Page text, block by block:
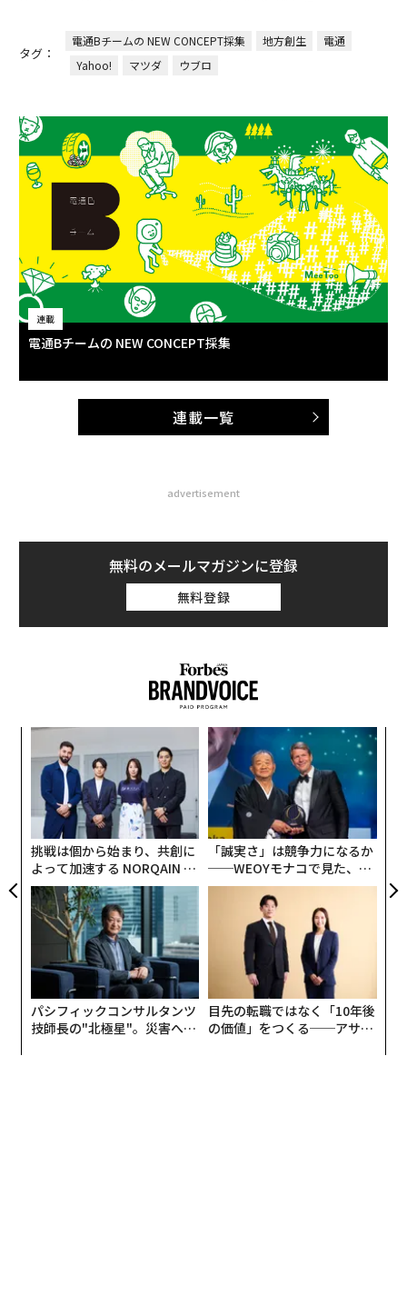
タグ：
電通Bチームの NEW CONCEPT採集 地方創生
電通
Yahoo!
マツダ ウブロ
連載
電通Bチームの NEW CONCEPT採集
連載一覧
advertisement
無料のメールマガジンに登録
無料登録
挑戦は個から始まり、共創に
よって加速する NORQAIN JA
PAN 特別座談会
「誠実さ」は競争力になるか
──WEOYモナコで見た、く
ら寿司の経営哲学
パシフィックコンサルタンツ
技師長の"北極星"。災害への
目先の転職ではなく「10年後
の価値」をつくる──アサイ